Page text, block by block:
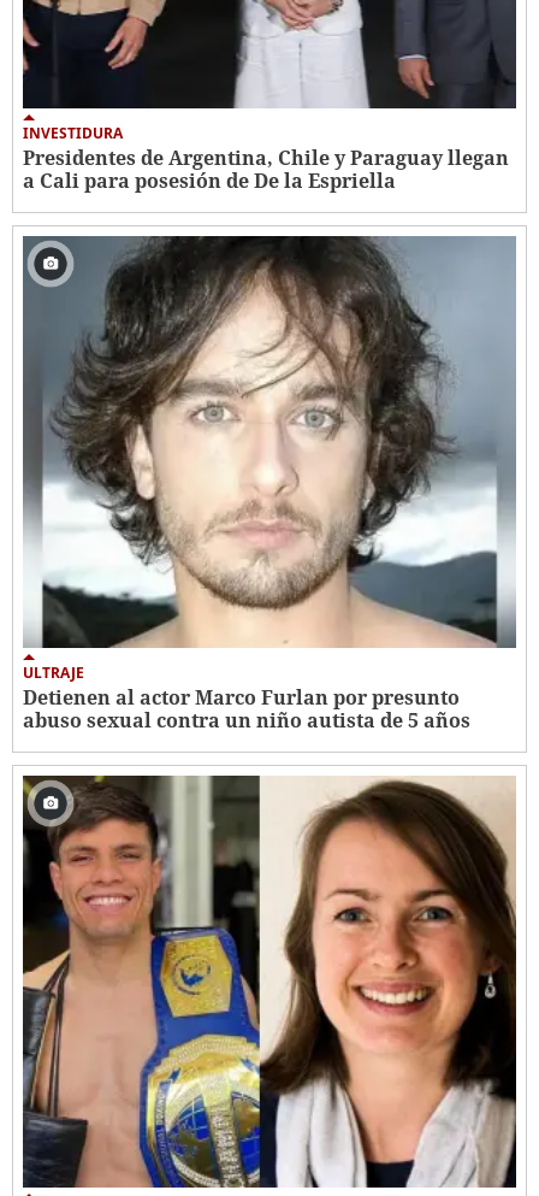
INVESTIDURA
Presidentes de Argentina, Chile y Paraguay llegan
a Cali para posesión de De la Espriella
ULTRAJE
Detienen al actor Marco Furlan por presunto
abuso sexual contra un niño autista de 5 años